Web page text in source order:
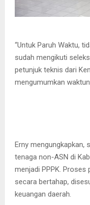
“Untuk Paruh Waktu,
sudah mengikuti
petunjuk teknis dari
mengumumkan
Erny mengungkapkan,
tenaga non-ASN di
menjadi PPPK. Proses
secara bertahap,
keuangan daerah.